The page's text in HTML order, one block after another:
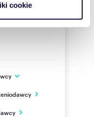
partnerom
cookie